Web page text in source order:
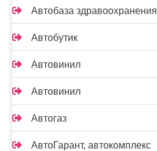
Автобаза здравоохранения
Автобутик
Автовинил
Автовинил
Автогаз
АвтоГарант, автокомплекс